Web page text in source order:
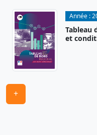
Année :
Tableau
et
+